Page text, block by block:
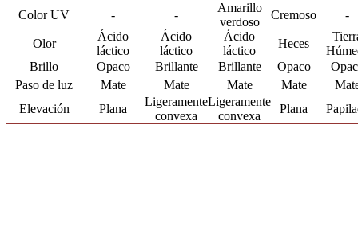
Color UV
- -
Amarillo
verdoso
Cremoso -
Olor
Ácido
láctico
Ácido
láctico
Ácido
láctico
Heces
Brillo
Opaco Brillante Brillante Opaco
Paso de luz
Mate Mate Mate Mate
Elevación
Plana
Ligeramente
convexa
Ligeramente
convexa
Plana